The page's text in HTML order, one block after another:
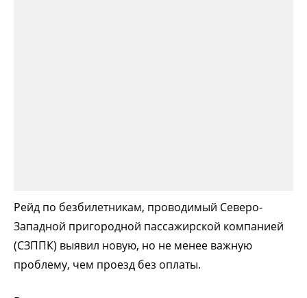
Рейд по безбилетникам, проводимый Северо-
Западной пригородной пассажирской компанией
(СЗППК) выявил новую, но не менее важную
проблему, чем проезд без оплаты.